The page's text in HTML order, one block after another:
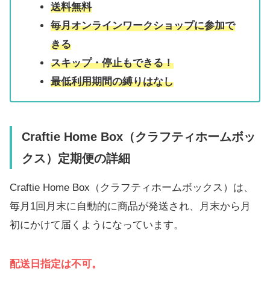
送料無料
毎月オンラインワークショップに参加で
きる
スキップ・停止もできる！
最低利用期間の縛りはなし
Craftie Home Box（クラフティホームボッ
クス）定期便の詳細
Craftie Home Box（クラフティホームボックス）は、
毎月1回月末に自動的に商品が発送され、月末から月
初にかけて届くようになっています。
配送日指定は不可。